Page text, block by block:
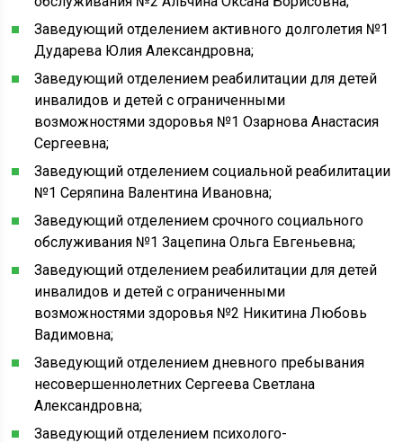
Заведующий отделением активного долголетия №1
Дударева Юлия Александровна;
Заведующий отделением реабилитации для детей
инвалидов и детей с ограниченными
возможностями здоровья №1 Озарнова Анастасия
Сергеевна;
Заведующий отделением социальной реабилитации
№1 Серяпина Валентина Ивановна;
Заведующий отделением срочного социального
обслуживания №1 Зацепина Ольга Евгеньевна;
Заведующий отделением реабилитации для детей
инвалидов и детей с ограниченными
возможностями здоровья №2 Никитина Любовь
Вадимовна;
Заведующий отделением дневного пребывания
несовершеннолетних Сергеева Светлана
Александровна;
Заведующий отделением психолого-